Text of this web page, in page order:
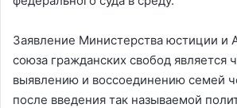
Заявление Министерства юстиции и
союза гражданских свобод является
выявлению и воссоединению семей
после введения так называемой